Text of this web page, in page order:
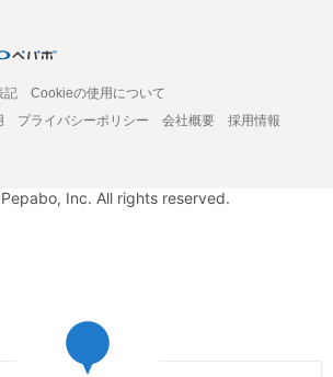
記
Cookieの使用について
プライバシーポリシー 会社概要
採用情報
Inc. All rights reserved.